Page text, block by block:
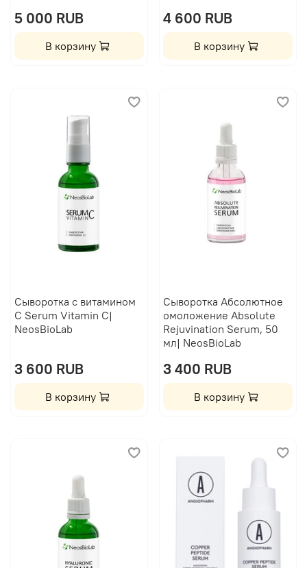
5 000 RUB
В корзину
4 600 RUB
В корзину
Сыворотка с витамином
С Serum Vitamin C|
NeosBioLab
3 600 RUB
В корзину
Сыворотка Абсолютное
омоложение Absolute
Rejuvination Serum, 50
мл| NeosBioLab
3 400 RUB
В корзину